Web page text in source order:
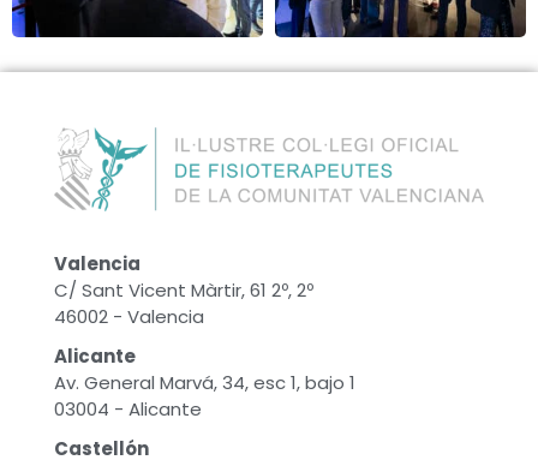
Valencia
C/ Sant Vicent Màrtir, 61 2º, 2º
46002 - Valencia
Alicante
Av. General Marvá, 34, esc 1, bajo 1
03004 - Alicante
Castellón